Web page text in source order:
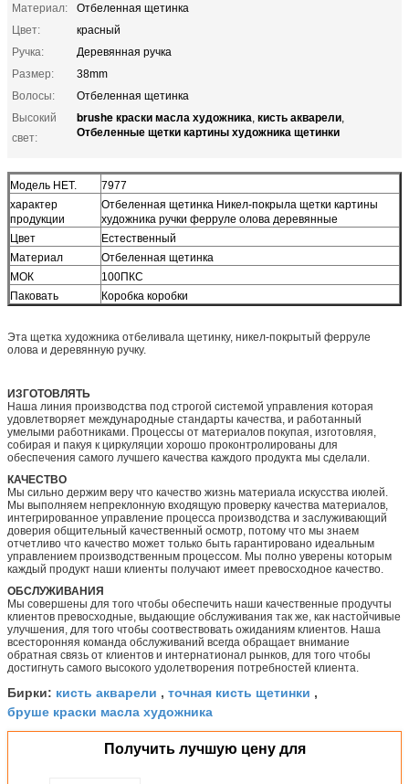
Материал:
Отбеленная щетинка
Цвет:
красный
Ручка:
Деревянная ручка
Размер:
38mm
Волосы:
Отбеленная щетинка
Высокий
свет:
brushe краски масла художника, кисть акварели,
Отбеленные щетки картины художника щетинки
Модель НЕТ.
7977
характер
продукции
Отбеленная щетинка Никел-покрыла щетки картины
художника ручки ферруле олова деревянные
Цвет
Естественный
Материал
Отбеленная щетинка
МОК
100ПКС
Паковать
Коробка коробки
Эта щетка художника отбеливала щетинку, никел-покрытый ферруле
олова и деревянную ручку.
ИЗГОТОВЛЯТЬ
Наша линия производства под строгой системой управления которая
удовлетворяет международные стандарты качества, и работанный
умелыми работниками. Процессы от материалов покупая, изготовляя,
собирая и пакуя к циркуляции хорошо проконтролированы для
обеспечения самого лучшего качества каждого продукта мы сделали.
КАЧЕСТВО
Мы сильно держим веру что качество жизнь материала искусства июлей.
Мы выполняем непреклонную входящую проверку качества материалов,
интегрированное управление процесса производства и заслуживающий
доверия общительный качественный осмотр, потому что мы знаем
отчетливо что качество может только быть гарантировано идеальным
управлением производственным процессом. Мы полно уверены которым
каждый продукт наши клиенты получают имеет превосходное качество.
ОБСЛУЖИВАНИЯ
Мы совершены для того чтобы обеспечить наши качественные продучты
клиентов превосходные, выдающие обслуживания так же, как настойчивые
улучшения, для того чтобы соотвествовать ожиданиям клиентов. Наша
всесторонняя команда обслуживаний всегда обращает внимание
обратная связь от клиентов и интернатионал рынков, для того чтобы
достигнуть самого высокого удолетворения потребностей клиента.
Бирки: кисть акварели , точная кисть щетинки ,
бруше краски масла художника
Получить лучшую цену для